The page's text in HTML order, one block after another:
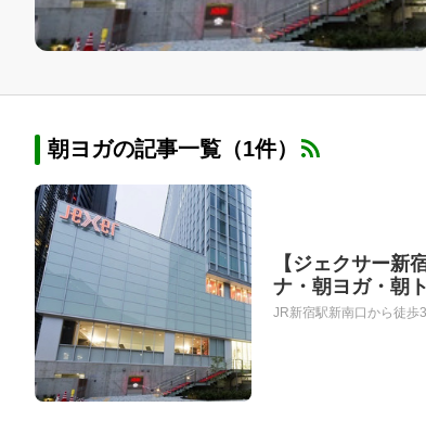
朝ヨガの記事一覧（1件）
【ジェクサー新
ナ・朝ヨガ・朝
JR新宿駅新南口から徒歩